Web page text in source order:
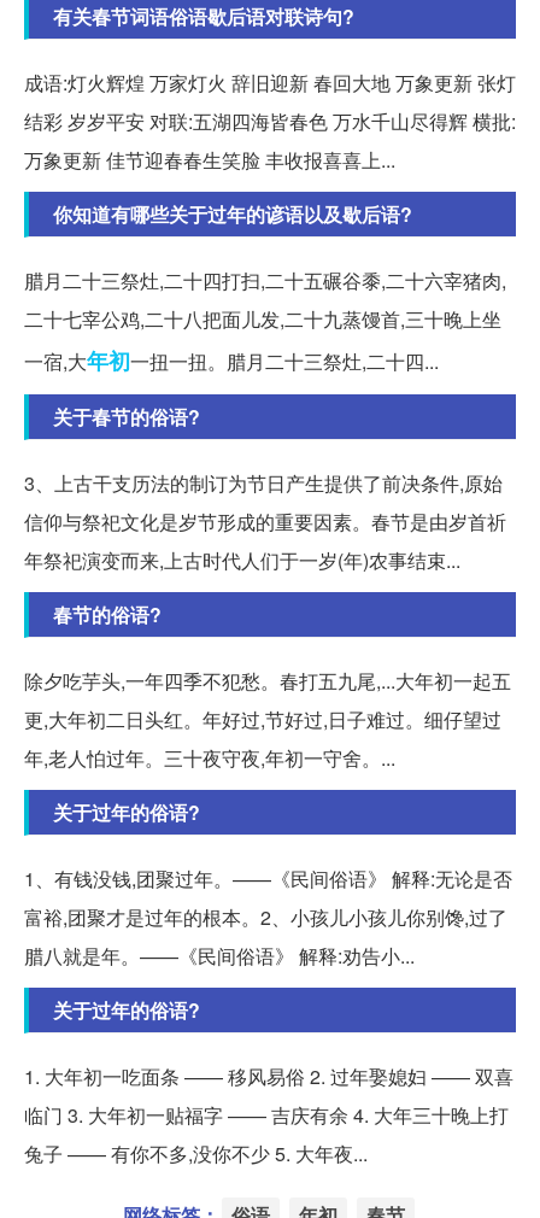
有关春节词语俗语歇后语对联诗句?
成语:灯火辉煌 万家灯火 辞旧迎新 春回大地 万象更新 张灯
结彩 岁岁平安 对联:五湖四海皆春色 万水千山尽得辉 横批:
万象更新 佳节迎春春生笑脸 丰收报喜喜上...
你知道有哪些关于过年的谚语以及歇后语?
腊月二十三祭灶,二十四打扫,二十五碾谷黍,二十六宰猪肉,
二十七宰公鸡,二十八把面儿发,二十九蒸馒首,三十晚上坐
一宿,大年初一扭一扭。腊月二十三祭灶,二十四...
关于春节的俗语?
3、上古干支历法的制订为节日产生提供了前决条件,原始
信仰与祭祀文化是岁节形成的重要因素。春节是由岁首祈
年祭祀演变而来,上古时代人们于一岁(年)农事结束...
春节的俗语?
除夕吃芋头,一年四季不犯愁。春打五九尾,...大年初一起五
更,大年初二日头红。年好过,节好过,日子难过。细仔望过
年,老人怕过年。三十夜守夜,年初一守舍。...
关于过年的俗语?
1、有钱没钱,团聚过年。——《民间俗语》 解释:无论是否
富裕,团聚才是过年的根本。2、小孩儿小孩儿你别馋,过了
腊八就是年。——《民间俗语》 解释:劝告小...
关于过年的俗语?
1. 大年初一吃面条 —— 移风易俗 2. 过年娶媳妇 —— 双喜
临门 3. 大年初一贴福字 —— 吉庆有余 4. 大年三十晚上打
兔子 —— 有你不多,没你不少 5. 大年夜...